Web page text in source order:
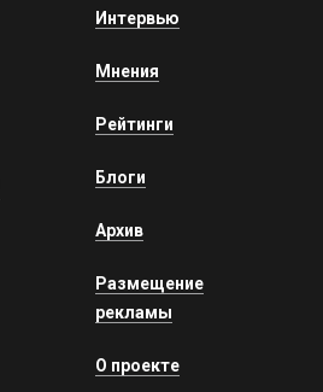
Интервью
Мнения
Рейтинги
Блоги
Архив
Размещение
рекламы
О проекте